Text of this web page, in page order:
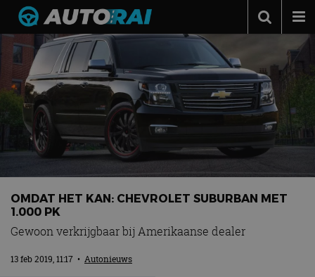
Autonieuws
Podcast
Autotests
Automerken
Adverteren
Contact
MotorRAI.nl
OMDAT HET KAN: CHEVROLET SUBURBAN MET
1.000 PK
Gewoon verkrijgbaar bij Amerikaanse dealer
13 feb 2019, 11:17 • Autonieuws